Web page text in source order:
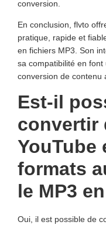
conversion.
En conclusion, flvto
pratique, rapide et
en fichiers MP3. Son
sa compatibilité en
conversion de contenu
Est-il
convertir
YouTube
formats
le MP3
Oui, il est possible de